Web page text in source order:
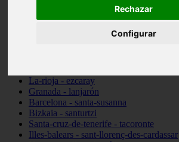
Rechazar
Configurar
Valladolid - fuensaldaña
La-rioja - ezcaray
Granada - lanjarón
Barcelona - santa-susanna
Bizkaia - santurtzi
Santa-cruz-de-tenerife - tacoronte
Illes-balears - sant-llorenç-des-cardassar